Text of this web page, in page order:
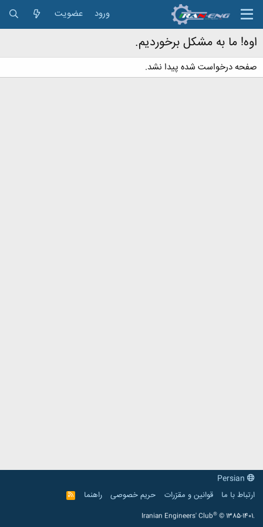
ورود عضویت
اوه! ما به مشکل برخوردیم.
صفحه درخواست شده پیدا نشد.
ارتباط با ما
قوانین و مقرّرات حریم خصوصی راهنما
R
S
Iranian Engineers' Club® © 1385-1401.